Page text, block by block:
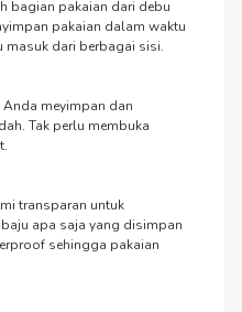
pakaian dalam waktu
masuk dari berbagai sisi.
Tak perlu membuka
apa saja yang disimpan
sehingga pakaian